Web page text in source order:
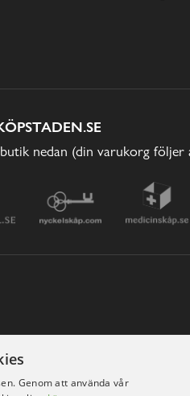
nedan (din varukorg följer
Genom att använda vår